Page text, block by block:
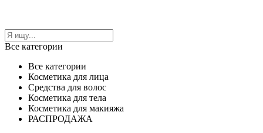
Все категории
Все категории
Косметика для лица
Средства для волос
Косметика для тела
Косметика для макияжа
РАСПРОДАЖА